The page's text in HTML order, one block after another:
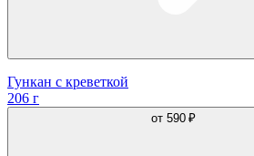
Гункан с креветкой
206 г
от 590 ₽